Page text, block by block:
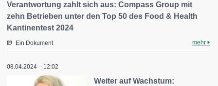
Verantwortung zahlt sich aus: Compass Group mit
zehn Betrieben unter den Top 50 des Food & Health
Kantinentest 2024
Ein Dokument mehr
08.04.2024 – 12:02
Weiter auf Wachstum: